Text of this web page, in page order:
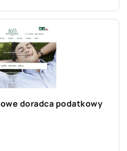
doradca podatkowy